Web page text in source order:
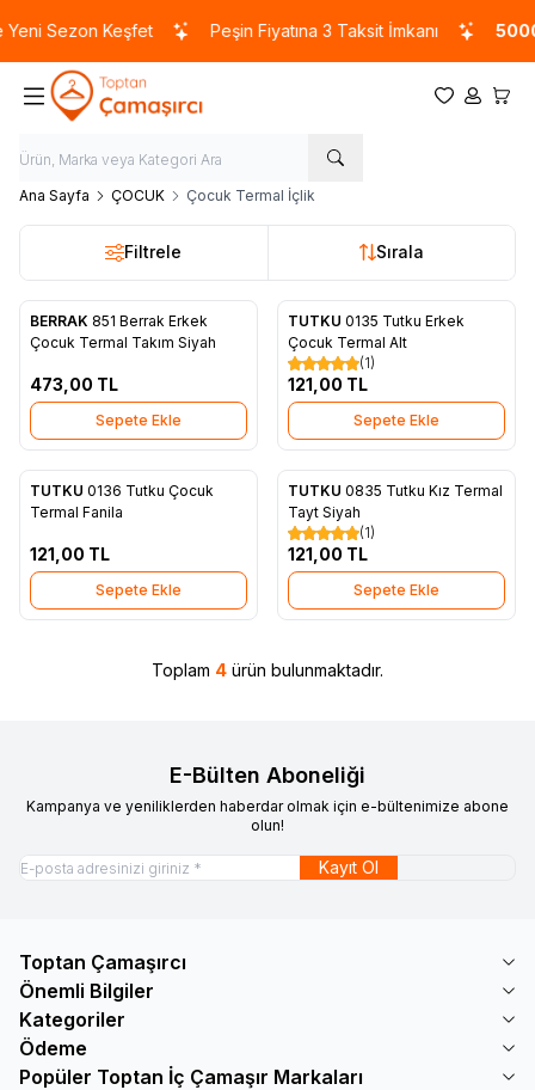
Sezon Keşfet Peşin Fiyatına 3 Taksit İmkanı
Favorilerim
Hesabım
Ana Sayfa ÇOCUK Çocuk Termal İçlik
Filtrele Sırala
Favorilere Ekle
BERRAK 851 Berrak Erkek
Çocuk Termal Takım Siyah
473,00 TL
Sepete Ekle
Favorilere Ekle
TUTKU 0135 Tutku Erkek
Çocuk Termal Alt
(1)
121,00 TL
Sepete Ekle
Favorilere Ekle
TUTKU 0136 Tutku Çocuk
Termal Fanila
121,00 TL
Sepete Ekle
Favorilere Ekle
TUTKU 0835 Tutku Kız Termal
Tayt Siyah
(1)
121,00 TL
Sepete Ekle
Toplam 4 ürün bulunmaktadır.
E-Bülten Aboneliği
Kampanya ve yeniliklerden haberdar olmak için e-bültenimize abone
olun!
Kayıt Ol
Toptan Çamaşırcı
Önemli Bilgiler
Kategoriler
Ödeme
Popüler Toptan İç Çamaşır Markaları